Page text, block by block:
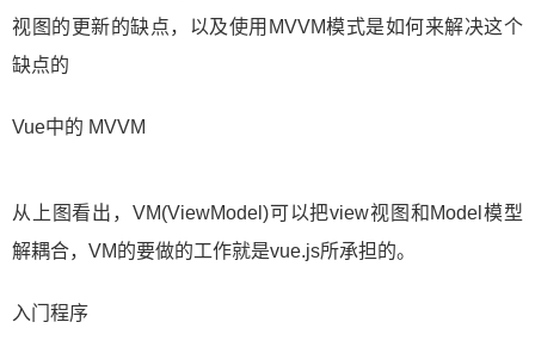
视图的更新的缺点，以及使用MVVM模式是如何来解决这个
缺点的
Vue中的 MVVM
从上图看出，VM(ViewModel)可以把view视图和Model模型
解耦合，VM的要做的工作就是vue.js所承担的。
入门程序